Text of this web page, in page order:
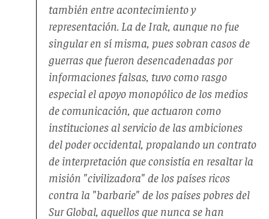
también entre acontecimiento y
representación. La de Irak, aunque no fue
singular en sí misma, pues sobran casos de
guerras que fueron desencadenadas por
informaciones falsas, tuvo como rasgo
especial el apoyo monopólico de los medios
de comunicación, que actuaron como
instituciones al servicio de las ambiciones
del poder occidental, propalando un contrato
de interpretación que consistía en resaltar la
misión "civilizadora" de los países ricos
contra la "barbarie" de los países pobres del
Sur Global, aquellos que nunca se han